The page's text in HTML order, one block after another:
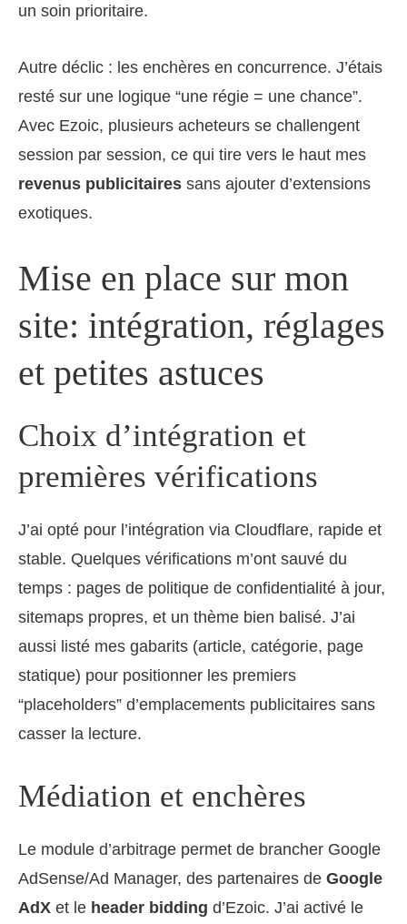
un soin prioritaire.
Autre déclic : les enchères en concurrence. J’étais
resté sur une logique “une régie = une chance”.
Avec Ezoic, plusieurs acheteurs se challengent
session par session, ce qui tire vers le haut mes
revenus publicitaires sans ajouter d’extensions
exotiques.
Mise en place sur mon
site: intégration, réglages
et petites astuces
Choix d’intégration et
premières vérifications
J’ai opté pour l’intégration via Cloudflare, rapide et
stable. Quelques vérifications m’ont sauvé du
temps : pages de politique de confidentialité à jour,
sitemaps propres, et un thème bien balisé. J’ai
aussi listé mes gabarits (article, catégorie, page
statique) pour positionner les premiers
“placeholders” d’emplacements publicitaires sans
casser la lecture.
Médiation et enchères
Le module d’arbitrage permet de brancher Google
AdSense/Ad Manager, des partenaires de Google
AdX et le header bidding d’Ezoic. J’ai activé le